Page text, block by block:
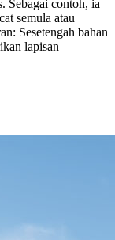
Sebagai contoh, ia
semula atau
Sesetengah bahan
lapisan